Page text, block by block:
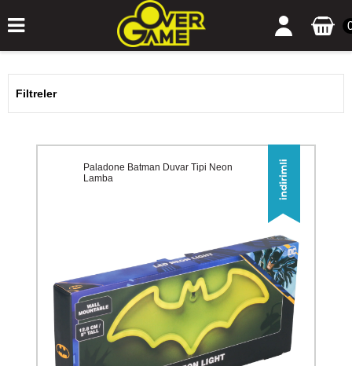
Filtreler
Paladone Batman Duvar Tipi Neon
Lamba